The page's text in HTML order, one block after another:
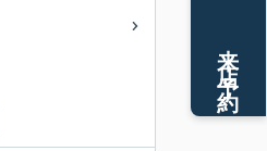
来店予約